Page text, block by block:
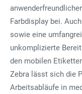
Farbdisplay bei.
sowie eine
unkomplizierte
den mobilen
Zebra lässt sich die
Arbeitsabläufe in